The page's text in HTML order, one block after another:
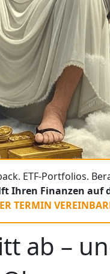
ETF-Portfolios.
Ihren Finanzen auf
TERMIN
ab –